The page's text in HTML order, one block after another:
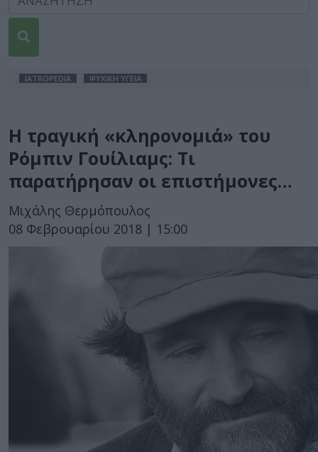
IATROPEDIA ΨΥΧΙΚΗ ΥΓΕΙΑ
Η τραγική «κληρονομιά» του
Ρόμπιν Γουίλιαμς: Τι
παρατήρησαν οι επιστήμονες…
Μιχάλης Θερμόπουλος
08 Φεβρουαρίου 2018 | 15:00